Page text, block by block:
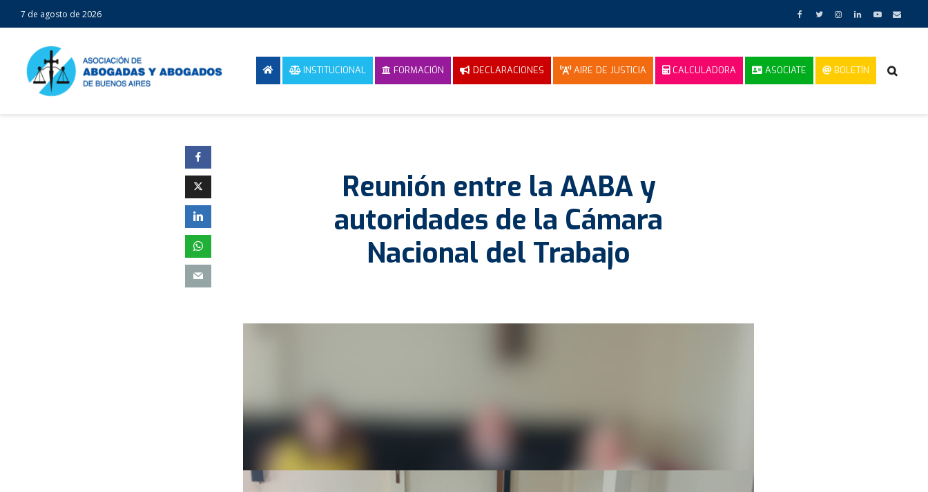
7 de agosto de 2026
INSTITUCIONAL FORMACIÓN DECLARACIONES AIRE DE JUSTICIA CALCULADORA ASOCIATE BOLETÍN
Reunión entre la AABA y
autoridades de la Cámara
Nacional del Trabajo